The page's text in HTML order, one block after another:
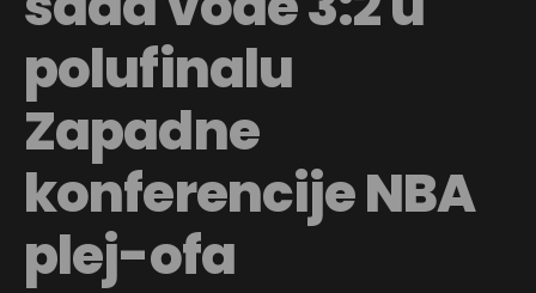
polufinalu
Zapadne
konferencije NBA
plej-ofa